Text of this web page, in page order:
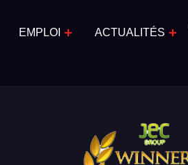
EMPLOI ACTUALITÉS